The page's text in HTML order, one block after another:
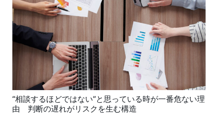
“相談するほどではない”と思っている時が一番危ない理
由 判断の遅れがリスクを生む構造